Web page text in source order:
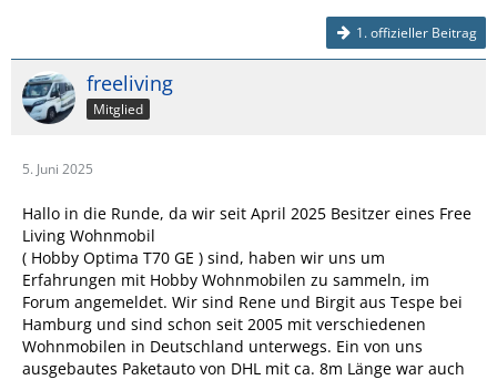
1. offizieller Beitrag
freeliving
Mitglied
5. Juni 2025
Hallo in die Runde, da wir seit April 2025 Besitzer eines Free
Living Wohnmobil
( Hobby Optima T70 GE ) sind, haben wir uns um
Erfahrungen mit Hobby Wohnmobilen zu sammeln, im
Forum angemeldet. Wir sind Rene und Birgit aus Tespe bei
Hamburg und sind schon seit 2005 mit verschiedenen
Wohnmobilen in Deutschland unterwegs. Ein von uns
ausgebautes Paketauto von DHL mit ca. 8m Länge war auch